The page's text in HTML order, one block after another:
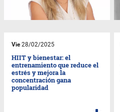
Vie28/02/2025
HIIT y bienestar: el
entrenamiento que reduce el
estrés y mejora la
concentración gana
popularidad